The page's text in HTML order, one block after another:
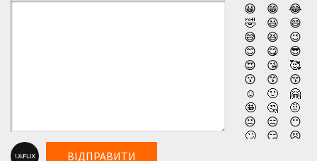
😀
😁
😂
🤣
😃
😄
😅
😆
😉
😊
😋
😎
😍
😘
🥰
😗
😙
😚
☺️
🙂
🤗
🤩
🤔
🤨
😐
😑
😶
🙄
😏
😣
ВІДПРАВИТИ